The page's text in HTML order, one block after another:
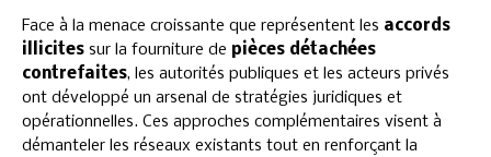
Face à la menace croissante que représentent les accords
illicites sur la fourniture de pièces détachées
contrefaites, les autorités publiques et les acteurs privés
ont développé un arsenal de stratégies juridiques et
opérationnelles. Ces approches complémentaires visent à
démanteler les réseaux existants tout en renforçant la